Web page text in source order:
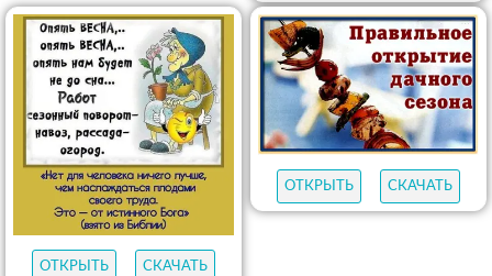
ОТКРЫТЬ СКАЧАТЬ
ОТКРЫТЬ СКАЧАТЬ